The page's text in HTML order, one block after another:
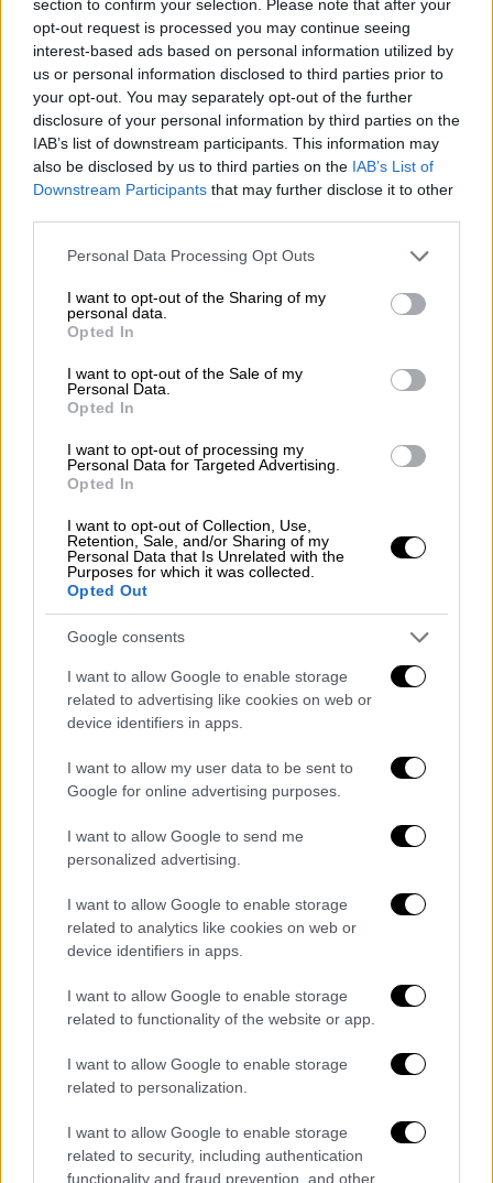
section to confirm your selection. Please note that after your
opt-out request is processed you may continue seeing
interest-based ads based on personal information utilized by
us or personal information disclosed to third parties prior to
your opt-out. You may separately opt-out of the further
disclosure of your personal information by third parties on the
IAB’s list of downstream participants. This information may
also be disclosed by us to third parties on the IAB’s List of
Downstream Participants that may further disclose it to other
Please note that this website/app uses one or more Google
not limited to your visit or usage behaviour. You may click to
grant or deny consent to Google and its third-party tags to
use your data for below specified purposes in below Google
consent section.
Personal Data Processing Opt Outs
I want to opt-out of the Sharing of my
personal data.
Opted In
I want to opt-out of the Sale of my
Personal Data.
Opted In
I want to opt-out of processing my
Personal Data for Targeted Advertising.
Opted In
I want to opt-out of Collection, Use,
Retention, Sale, and/or Sharing of my
Personal Data that Is Unrelated with the
Purposes for which it was collected.
Opted Out
Google consents
I want to allow Google to enable storage
related to advertising like cookies on web or
device identifiers in apps.
I want to allow my user data to be sent to
Google for online advertising purposes.
I want to allow Google to send me
personalized advertising.
I want to allow Google to enable storage
related to analytics like cookies on web or
device identifiers in apps.
I want to allow Google to enable storage
related to functionality of the website or app.
I want to allow Google to enable storage
related to personalization.
I want to allow Google to enable storage
related to security, including authentication
functionality and fraud prevention, and other
βάρος τουδικογραφία.
Η φωτιά που ξέσπασε το βράδυ της
Τετάρτης στηθέση Λεύκη της Σκάλας
Ποταμιάς,έκαψε εκατοντάδες στρέμματα
πευκοδάσους και θαμνώδους έκτασης. Οι
τοπικοί φορείς θεωρούν ότι χάρη στην
έγκαιρη παρέμβαση όλων των
εμπλεκομένων, τη σωστή διαχείριση των
μέσων πυρόσβεσης αλλά και των ευνοϊκών
εξαπλώθηκε περισσότερο σεμια ιδιαίτερα
δυσπρόσιτη περιοχή.
video
Αξίζει να τονιστεί ότι περισσότεροιαπό 200
εθελοντές,από τα ξημερώματα της Πέμπτης,
δημιούργησαναντιπυρική ζώνηστο
ανατολικό και βορειοδυτικό μέτωπο της
φωτιάς σε μια προσπάθεια οριοθέτησής της.
Την ίδια ώρα, μεγάλη ήταν η ανταπόκριση
επιχειρήσεων
εστίασης
του νησιού που
χορηγούσαν φαγητό και νερό σε όσους
συμμετείχαν στην κατάσβεση της πυρκαγιάς.
Εν τω μεταξύ, σύμφωνα με ανακοίνωσητου
αρχηγείου του Πυροσβεστικού Σώματος,
έχει ενεργοποιηθεί στο νησί Κλιμάκιο
Αντιμετώπισης Εγκλημάτων Εμπρησμού
υπαλλήλους του Πυροσβεστικού Σώματος,
ενώ μεταβαίνει στη Θάσο και έτερο κλιμάκιο